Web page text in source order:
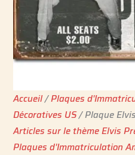
Accueil/Plaques
Décoratives US/ Plaque
Articles sur le thème Elvis
Plaques d'Immatriculation